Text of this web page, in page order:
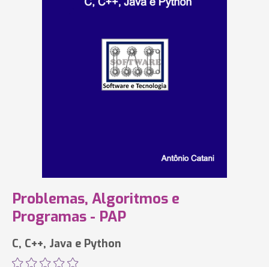
Problemas, Algoritmos e
Programas - PAP
C, C++, Java e Python